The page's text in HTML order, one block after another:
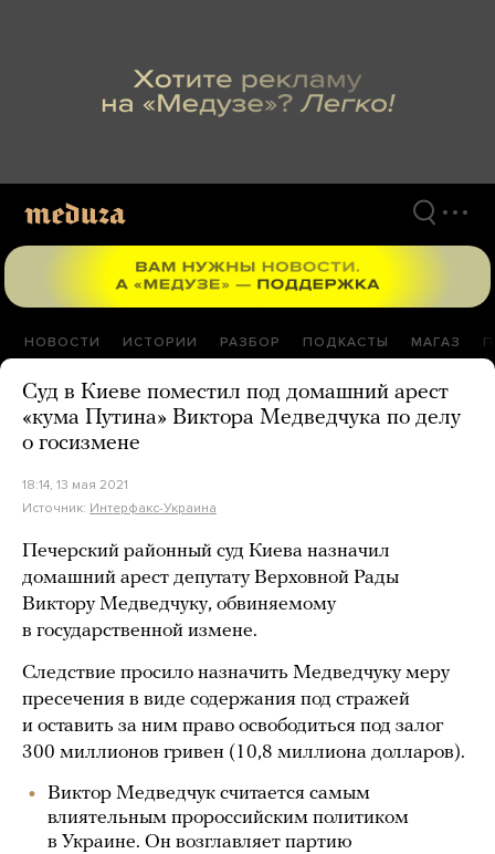
НОВОСТИ ИСТОРИИ РАЗБОР ПОДКАСТЫ МАГАЗ
Суд в Киеве поместил под домашний арест
«кума Путина» Виктора Медведчука по делу
о госизмене
18:14, 13 мая 2021
Источник: Интерфакс-Украина
Печерский районный суд Киева назначил
домашний арест депутату Верховной Рады
Виктору Медведчуку, обвиняемому
в государственной измене.
Следствие просило назначить Медведчуку меру
пресечения в виде содержания под стражей
и оставить за ним право освободиться под залог
300 миллионов гривен (10,8 миллиона долларов).
Виктор Медведчук считается самым
влиятельным пророссийским политиком
в Украине. Он возглавляет партию